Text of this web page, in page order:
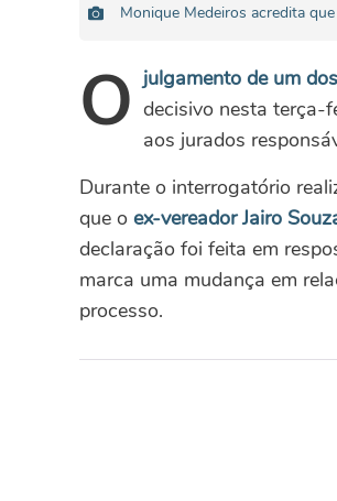
Monique Medeiros acredita
Ojulgamento de um
decisivo nesta terça-
aos jurados
Durante o interrogatório
que o ex-vereador Jairo
declaração foi feita em
marca uma mudança em
processo.